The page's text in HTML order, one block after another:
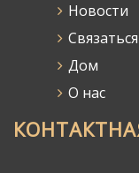
Новости
Дом
О нас